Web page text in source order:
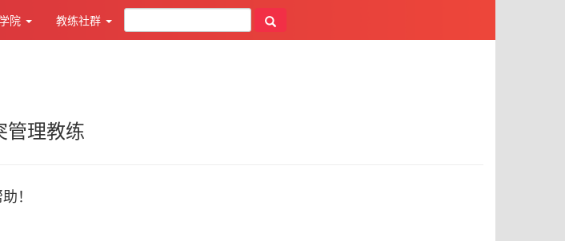
院 教练社群
管理教练
！